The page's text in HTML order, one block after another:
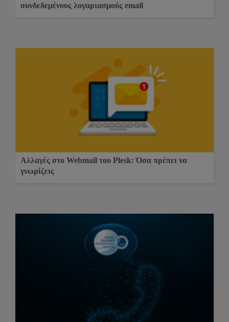
συνδεδεμένους λογαριασμούς email
Αλλαγές στο Webmail του Plesk: Όσα πρέπει να
γνωρίζεις